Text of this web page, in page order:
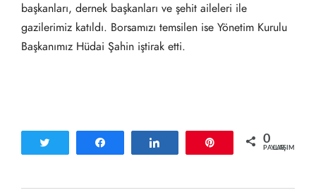
başkanları, dernek başkanları ve şehit aileleri ile
gazilerimiz katıldı. Borsamızı temsilen ise Yönetim Kurulu
Başkanımız Hüdai Şahin iştirak etti.
0
PAYLAŞIMLAR